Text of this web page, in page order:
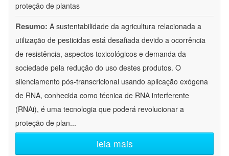
proteção de plantas
Resumo: A sustentabilidade da agricultura relacionada a
utilização de pesticidas está desafiada devido a ocorrência
de resistência, aspectos toxicológicos e demanda da
sociedade pela redução do uso destes produtos. O
silenciamento pós-transcricional usando aplicação exógena
de RNA, conhecida como técnica de RNA interferente
(RNAi), é uma tecnologia que poderá revolucionar a
proteção de plan...
leia mais